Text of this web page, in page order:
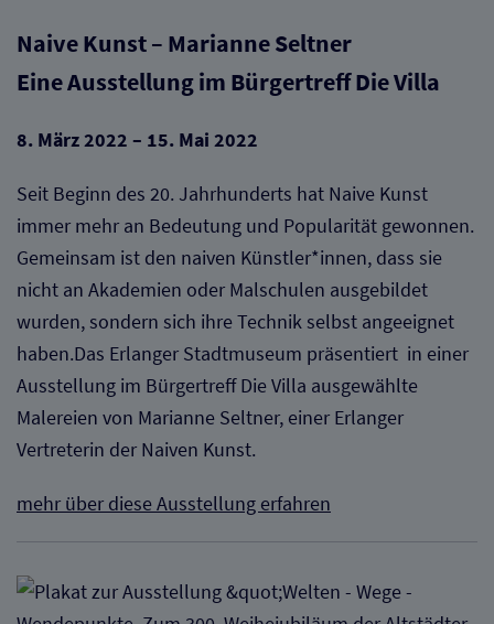
Naive Kunst – Marianne Seltner
Eine Ausstellung im BürgertreffDie Villa
8. März 2022 – 15. Mai 2022
Seit Beginn des 20. Jahrhunderts hat Naive Kunst
immer mehr an Bedeutung und Popularität gewonnen.
Gemeinsam ist den naiven Künstler*innen, dass sie
nicht an Akademien oder Malschulen ausgebildet
wurden, sondern sich ihre Technik selbst angeeignet
haben.Das Erlanger Stadtmuseum präsentiert in einer
Ausstellung im Bürgertreff Die Villa ausgewählte
Malereien von Marianne Seltner, einer Erlanger
Vertreterin der Naiven Kunst.
mehr über diese Ausstellung erfahren